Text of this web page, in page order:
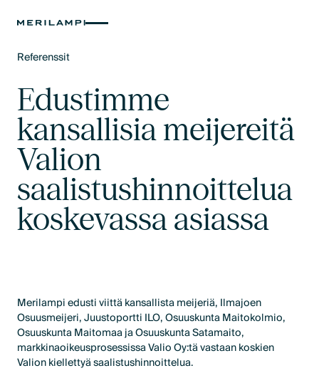
Referenssit
Edustimme
kansallisia meijereitä
Valion
saalistushinnoittelua
koskevassa asiassa
Merilampi edusti viittä kansallista meijeriä, Ilmajoen
Osuusmeijeri, Juustoportti ILO, Osuuskunta Maitokolmio,
Osuuskunta Maitomaa ja Osuuskunta Satamaito,
markkinaoikeusprosessissa Valio Oy:tä vastaan koskien
Valion kiellettyä saalistushinnoittelua.